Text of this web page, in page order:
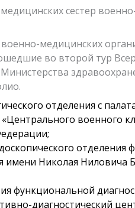
сестер
медицинских
во второй тур
отделения с
военного
отделения
имени Николая Ниловича
функциональной
диагностический